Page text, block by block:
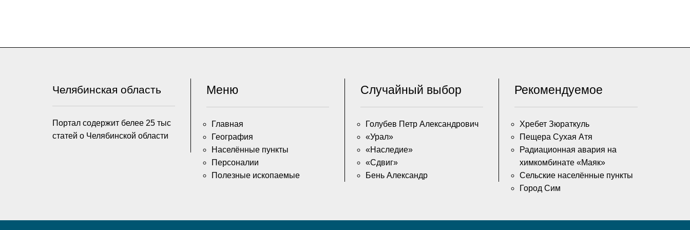
Челябинская область
Портал содержит белее 25 тыс
статей о Челябинской области
Меню
Главная
География
Населённые пункты
Персоналии
Полезные ископаемые
Случайный выбор
Голубев Петр Александрович
«Урал»
«Наследие»
«Сдвиг»
Бень Александр
Рекомендуемое
Хребет Зюраткуль
Пещера Сухая Атя
Радиационная авария на
химкомбинате «Маяк»
Сельские населённые пункты
Город Сим